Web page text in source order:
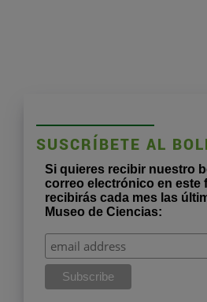
SUSCRÍBETE AL
Si quieres recibir nuestro
correo electrónico en este
recibirás cada mes las
Museo de Ciencias: